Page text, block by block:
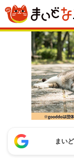
まい